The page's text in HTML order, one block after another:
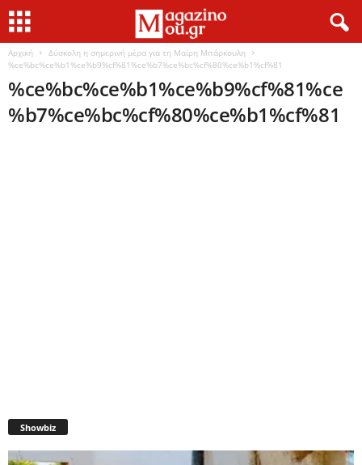
Αρχική
Δύσκολη η σημερινή μέρα για τη Μαίρη Μπάρκουλη
%ce%bc%ce%b1%ce%b9%cf%81%ce%b7%ce%bc%cf%80%ce%b1%cf%81
%ce%bc%ce%b1%ce%b9%cf%81%ce
%b7%ce%bc%cf%80%ce%b1%cf%81
Showbiz